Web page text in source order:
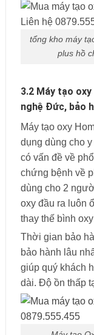
tổng kho máy
plus hồ
3.2 Máy tạo
nghệ Đức, bảo
Máy tạo oxy
dụng dùng cho
có vấn đề về
chứng bệnh về
dùng cho 2
oxy đầu ra luôn
thay thế bình
Thời gian bảo
bảo hành lâu
giúp quý khách
dài. Độ ồn thấp